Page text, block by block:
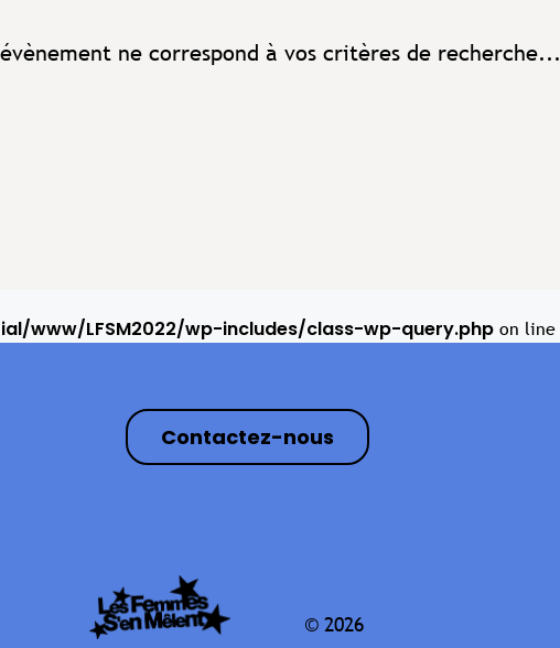
ne correspond à vos critères de recherche...
www/LFSM2022/wp-includes/class-wp-query.php on line
Contactez-nous
© 2026